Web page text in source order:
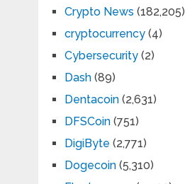
Crypto News (182,205)
cryptocurrency(4)
Cybersecurity(2)
Dash(89)
Dentacoin(2,631)
DFSCoin(751)
DigiByte (2,771)
Dogecoin(5,310)